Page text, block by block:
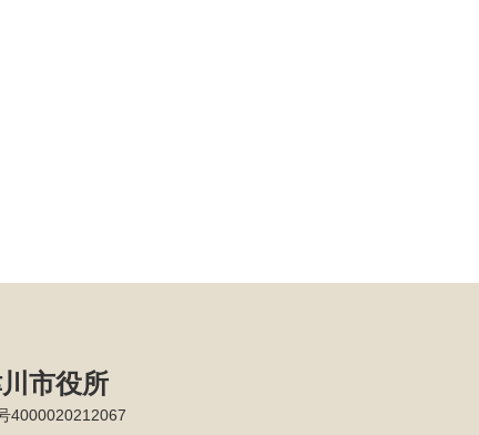
市役所
4000020212067